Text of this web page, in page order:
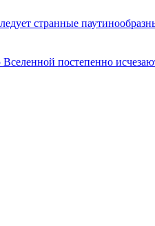
странные
постепенно